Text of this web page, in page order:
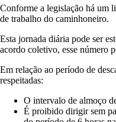
Conforme a legislação há um
de trabalho do caminhoneiro.
Esta jornada diária pode ser
acordo coletivo, esse número
Em relação ao período de
respeitadas:
O intervalo de almoço
É proibido dirigir sem